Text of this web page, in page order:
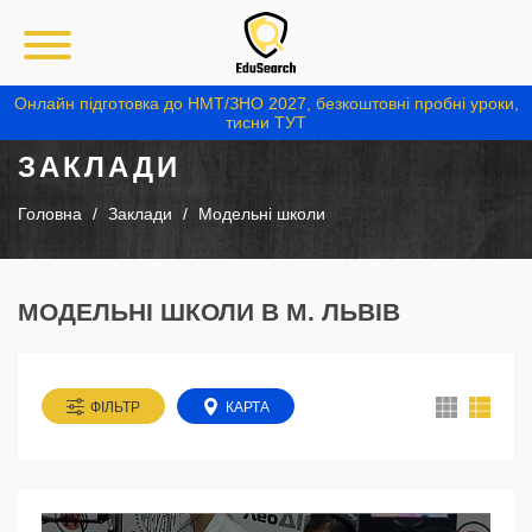
Онлайн підготовка до НМТ/ЗНО 2027, безкоштовні пробні уроки,
тисни ТУТ
ЗАКЛАДИ
Головна Заклади Модельні школи
МОДЕЛЬНІ ШКОЛИ В М. ЛЬВІВ
ФІЛЬТР КАРТА